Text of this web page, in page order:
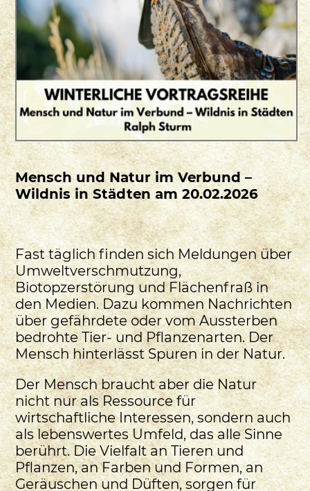
Mensch und Natur im Verbund –
Wildnis in Städten am 20.02.2026
Fast täglich finden sich Meldungen über
Umweltverschmutzung,
Biotopzerstörung und Flächenfraß in
den Medien. Dazu kommen Nachrichten
über gefährdete oder vom Aussterben
bedrohte Tier- und Pflanzenarten. Der
Mensch hinterlässt Spuren in der Natur.
Der Mensch braucht aber die Natur
nicht nur als Ressource für
wirtschaftliche Interessen, sondern auch
als lebenswertes Umfeld, das alle Sinne
berührt. Die Vielfalt an Tieren und
Pflanzen, an Farben und Formen, an
Geräuschen und Düften, sorgen für